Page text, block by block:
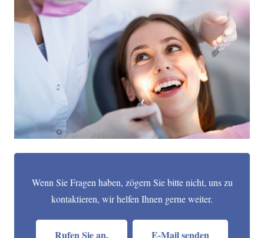
Wenn Sie Fragen haben, zögern Sie bitte nicht, uns zu
kontaktieren, wir helfen Ihnen gerne weiter.
Rufen Sie an. E-Mail senden